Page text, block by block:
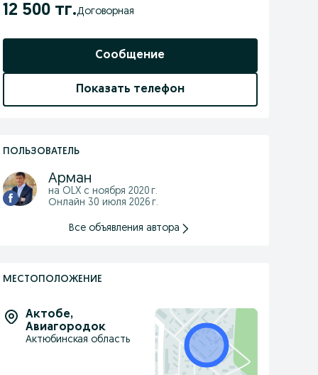
12 500 тг. Договорная
Сообщение
Показать телефон
ПОЛЬЗОВАТЕЛЬ
Арман
на OLX с ноября 2020 г.
Онлайн 30 июля 2026 г.
Все объявления автора
МЕСТОПОЛОЖЕНИЕ
Актобе,
Авиагородок
Актюбинская область